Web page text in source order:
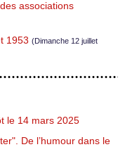
associations
1953 (Dimanche 12 juillet
le 14 mars 2025
De l’humour dans le